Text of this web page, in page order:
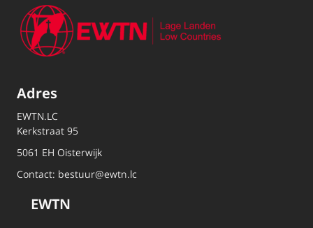
Adres
EWTN.LC
Kerkstraat 95
5061 EH Oisterwijk
Contact: bestuur@ewtn.lc
EWTN